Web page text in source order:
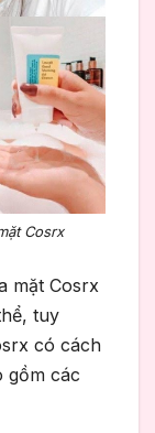
Cosrx
mặt Cosrx
tuy
có cách
gồm các